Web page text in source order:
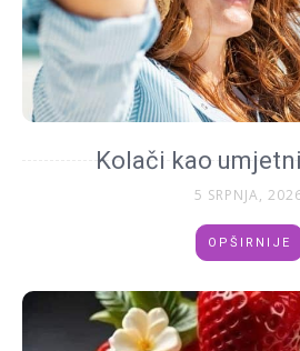
Kolači kao
5 SRPNJA,
OPŠIRNIJE